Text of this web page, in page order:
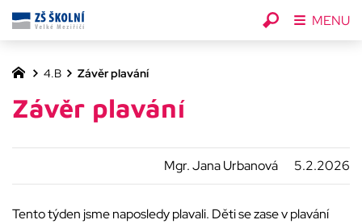
4.B Závěr plavání
Závěr plavání
Mgr. Jana Urbanová 5.2.2026
Tento týden jsme naposledy plavali. Děti se zase v plavání
MENU